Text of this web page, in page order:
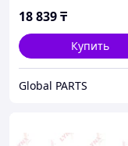
18 839₸
Купить
Global PARTS